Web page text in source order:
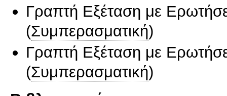
Γραπτή Εξέταση με
(Συμπερασματική)
Γραπτή Εξέταση με
(Συμπερασματική)